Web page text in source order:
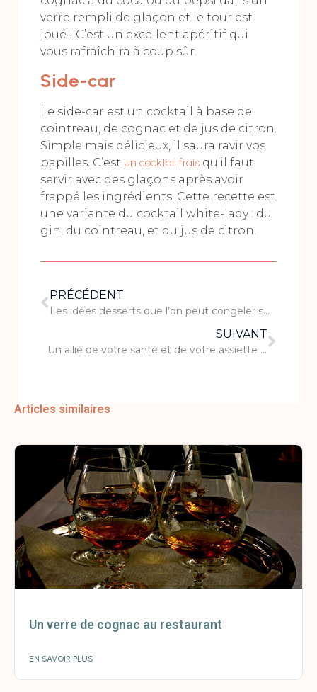
verre rempli de glaçon et le tour est
joué ! C’est un excellent apéritif qui
vous rafraîchira à coup sûr.
Side-car
Le side-car est un cocktail à base de
cointreau, de cognac et de jus de citron.
Simple mais délicieux, il saura ravir vos
papilles. C’est un cocktail fraisqu’il faut
servir avec des glaçons après avoir
frappé les ingrédients. Cette recette est
une variante du cocktail white-lady : du
gin, du cointreau, et du jus de citron.
PRÉCÉDENT
Les idées desserts que l’on peut congeler sans problème
SUIVANT
Un allié de votre santé et de votre assiette : la truite
Articles similaires
Un verre de cognac au restaurant
EN SAVOIR PLUS